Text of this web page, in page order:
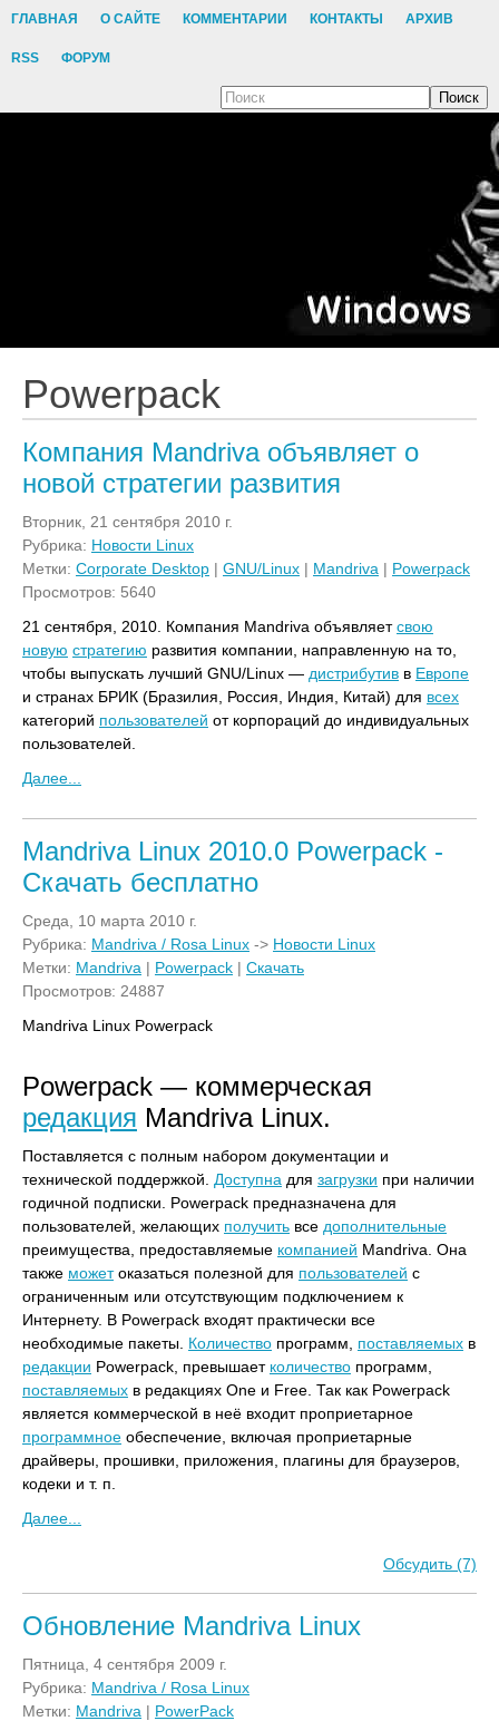
ГЛАВНАЯ О САЙТЕ КОММЕНТАРИИ КОНТАКТЫ АРХИВ
RSS ФОРУМ
Поиск
Powerpack
Компания Mandriva объявляет о
новой стратегии развития
Вторник, 21 сентября 2010 г.
Рубрика: Новости Linux
Метки: Corporate Desktop | GNU/Linux | Mandriva | Powerpack
Просмотров: 5640
21 сентября, 2010. Компания Mandriva объявляетсвою
новую стратегию развития компании, направленную на то,
чтобы выпускать лучший GNU/Linux — дистрибутив в Европе
и странах БРИК (Бразилия, Россия, Индия, Китай) для всех
категорий пользователей от корпораций до индивидуальных
пользователей.
Далее...
Mandriva Linux 2010.0 Powerpack -
Скачать бесплатно
Среда, 10 марта 2010 г.
Рубрика: Mandriva / Rosa Linux -> Новости Linux
Метки: Mandriva | Powerpack | Скачать
Просмотров: 24887
Mandriva Linux Powerpack
Powerpack — коммерческая
редакция Mandriva Linux.
Поставляется с полным набором документации и
технической поддержкой. Доступна для загрузки при наличии
годичной подписки. Powerpack предназначена для
пользователей, желающих получить все дополнительные
преимущества, предоставляемые компанией Mandriva. Она
также можетоказаться полезной для пользователей с
ограниченным или отсутствующим подключением к
Интернету. В Powerpack входят практически все
необходимые пакеты. Количество программ, поставляемых в
редакции Powerpack, превышает количество программ,
поставляемых в редакциях One и Free. Так как Powerpack
является коммерческой в неё входит проприетарное
программное обеспечение, включая проприетарные
драйверы, прошивки, приложения, плагины для браузеров,
кодеки и т. п.
Далее...
Обсудить (7)
Обновление Mandriva Linux
Пятница, 4 сентября 2009 г.
Рубрика: Mandriva / Rosa Linux
Метки: Mandriva | PowerPack